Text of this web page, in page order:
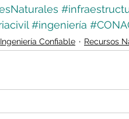
#ingeniería
Ingeniería Confiable Recursos